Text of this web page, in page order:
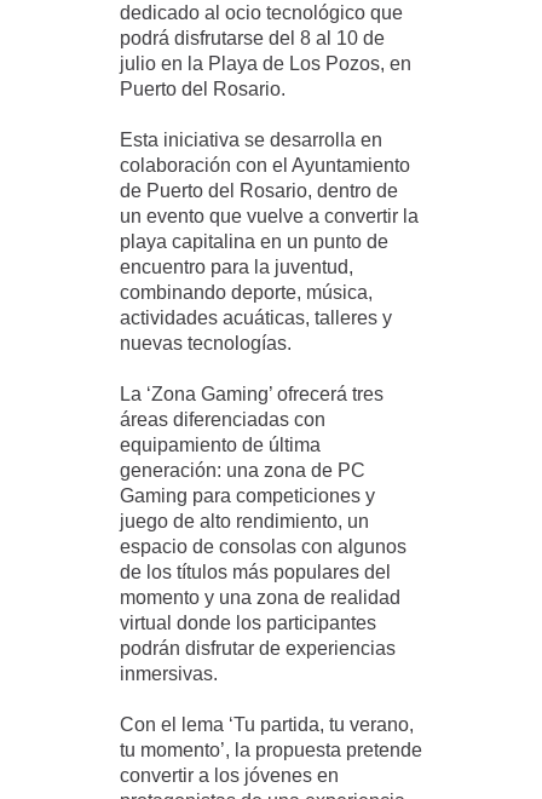
dedicado al ocio tecnológico que
podrá disfrutarse del 8 al 10 de
julio en la Playa de Los Pozos, en
Puerto del Rosario.
Esta iniciativa se desarrolla en
colaboración con el Ayuntamiento
de Puerto del Rosario, dentro de
un evento que vuelve a convertir la
playa capitalina en un punto de
encuentro para la juventud,
combinando deporte, música,
actividades acuáticas, talleres y
nuevas tecnologías.
La ‘Zona Gaming’ ofrecerá tres
áreas diferenciadas con
equipamiento de última
generación: una zona de PC
Gaming para competiciones y
juego de alto rendimiento, un
espacio de consolas con algunos
de los títulos más populares del
momento y una zona de realidad
virtual donde los participantes
podrán disfrutar de experiencias
inmersivas.
Con el lema ‘Tu partida, tu verano,
tu momento’, la propuesta pretende
convertir a los jóvenes en